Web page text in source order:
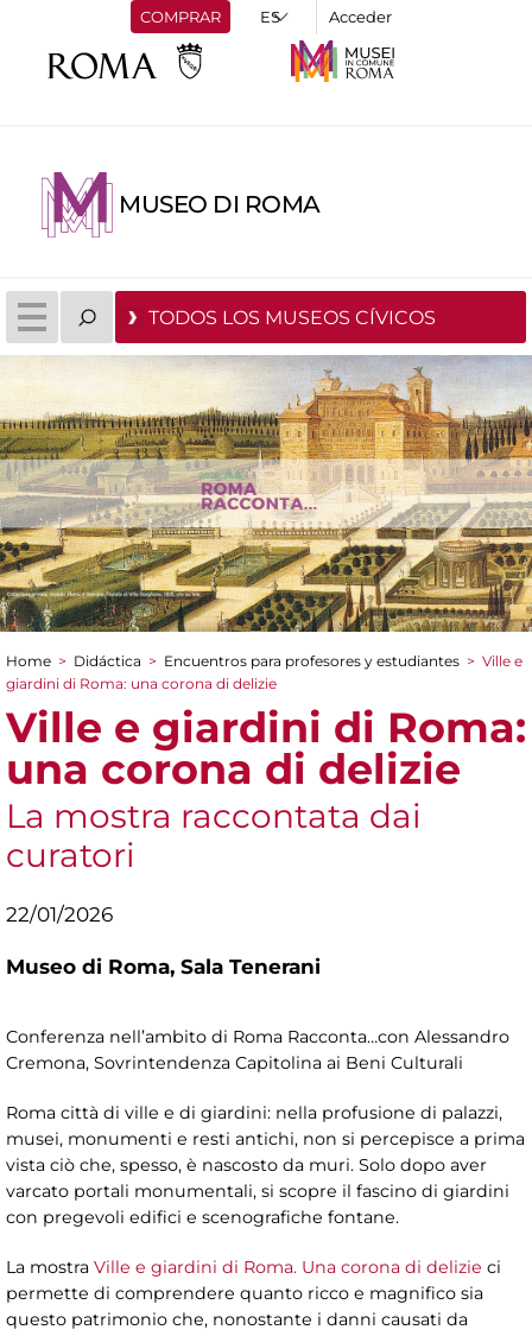
COMPRAR Acceder
MUSEO DI ROMA
TODOS LOS MUSEOS CÍVICOS
You are here
Home > Didáctica > Encuentros para profesores y estudiantes > Ville e
giardini di Roma: una corona di delizie
Ville e giardini di Roma:
una corona di delizie
La mostra raccontata dai
curatori
22/01/2026
Museo di Roma, Sala Tenerani
Conferenza nell’ambito di Roma Racconta…con Alessandro
Cremona, Sovrintendenza Capitolina ai Beni Culturali
Roma città di ville e di giardini: nella profusione di palazzi,
musei, monumenti e resti antichi, non si percepisce a prima
vista ciò che, spesso, è nascosto da muri. Solo dopo aver
varcato portali monumentali, si scopre il fascino di giardini
con pregevoli edifici e scenografiche fontane.
La mostra Ville e giardini di Roma. Una corona di delizie ci
permette di comprendere quanto ricco e magnifico sia
questo patrimonio che, nonostante i danni causati da